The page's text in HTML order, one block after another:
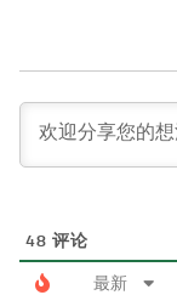
48 评论
最新